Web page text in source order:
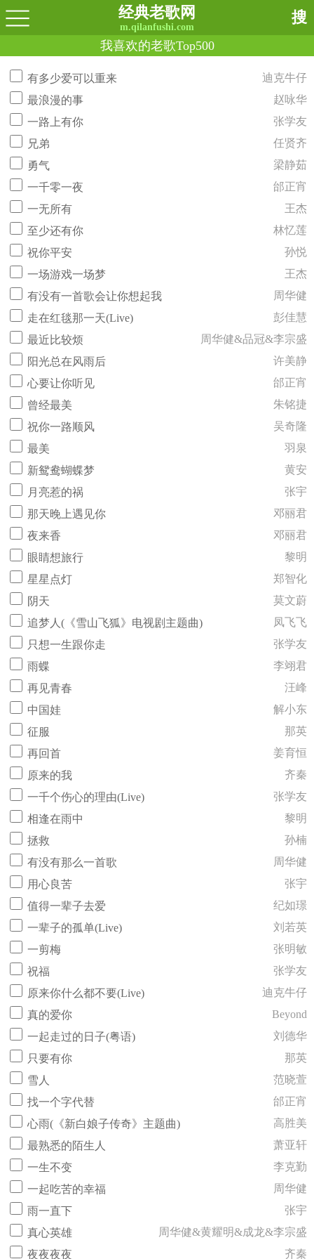
经典老歌网
m.qilanfushi.com
搜
我喜欢的老歌Top500
有多少爱可以重来
迪克牛仔
最浪漫的事
赵咏华
一路上有你
张学友
兄弟
任贤齐
勇气
梁静茹
一千零一夜
邰正宵
一无所有
王杰
至少还有你
林忆莲
祝你平安
孙悦
一场游戏一场梦
王杰
有没有一首歌会让你想起我
周华健
走在红毯那一天(Live)
彭佳慧
最近比较烦
周华健&品冠&李宗盛
阳光总在风雨后
许美静
心要让你听见
邰正宵
曾经最美
朱铭捷
祝你一路顺风
吴奇隆
最美
羽泉
新鸳鸯蝴蝶梦
黄安
月亮惹的祸
张宇
那天晚上遇见你
邓丽君
夜来香
邓丽君
眼睛想旅行
黎明
星星点灯
郑智化
阴天
莫文蔚
追梦人(《雪山飞狐》电视剧主题曲)
凤飞飞
只想一生跟你走
张学友
雨蝶
李翊君
再见青春
汪峰
中国娃
解小东
征服
那英
再回首
姜育恒
原来的我
齐秦
一千个伤心的理由(Live)
张学友
相逢在雨中
黎明
拯救
孙楠
有没有那么一首歌
周华健
用心良苦
张宇
值得一辈子去爱
纪如璟
一辈子的孤单(Live)
刘若英
一剪梅
张明敏
祝福
张学友
原来你什么都不要(Live)
迪克牛仔
真的爱你
Beyond
一起走过的日子(粤语)
刘德华
只要有你
那英
雪人
范晓萱
找一个字代替
邰正宵
心雨(《新白娘子传奇》主题曲)
高胜美
最熟悉的陌生人
萧亚轩
一生不变
李克勤
一起吃苦的幸福
周华健
雨一直下
张宇
真心英雄
周华健&黄耀明&成龙&李宗盛
夜夜夜夜
齐秦